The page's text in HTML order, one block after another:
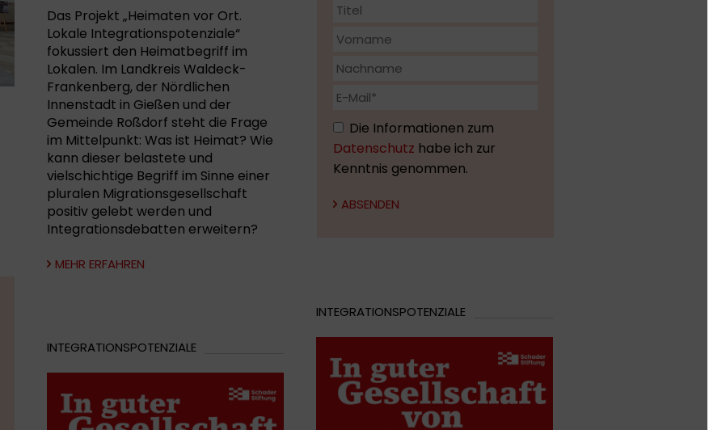
Die Informationen zum
Datenschutz habe ich zur
Kenntnis genommen.
ABSENDEN
Das Projekt „Heimaten vor Ort.
Lokale Integrationspotenziale“
fokussiert den Heimatbegriff im
Lokalen. Im Landkreis Waldeck-
Frankenberg, der Nördlichen
Innenstadt in Gießen und der
Gemeinde Roßdorf steht die Frage
im Mittelpunkt: Was ist Heimat? Wie
kann dieser belastete und
vielschichtige Begriff im Sinne einer
pluralen Migrationsgesellschaft
positiv gelebt werden und
Integrationsdebatten erweitern?
MEHR ERFAHREN
INTEGRATIONSPOTENZIALE
INTEGRATIONSPOTENZIALE